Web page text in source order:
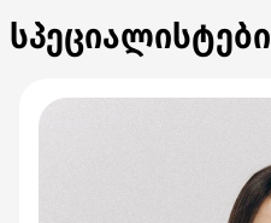
სპეციალისტები